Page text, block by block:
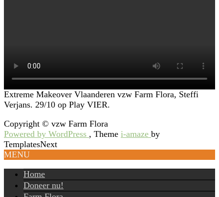
Extreme Makeover Vlaanderen vzw Farm Flora, Steffi
Verjans. 29/10 op Play VIER.
Copyright © vzw Farm Flora
Powered by WordPress , Theme i-amaze by
TemplatesNext
MENU
Home
Doneer nu!